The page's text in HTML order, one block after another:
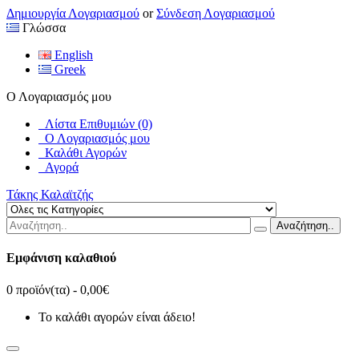
Δημιουργία Λογαριασμού orΣύνδεση Λογαριασμού
Γλώσσα
English
Greek
Ο Λογαριασμός μου
Λίστα Επιθυμιών (0)
Ο Λογαριασμός μου
Καλάθι Αγορών
Αγορά
Τάκης Καλαϊτζής
Αναζήτηση..
Εμφάνιση καλαθιού
0 προϊόν(τα) - 0,00€
Το καλάθι αγορών είναι άδειο!